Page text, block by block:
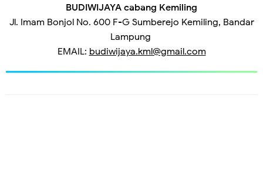
BUDIWIJAYA cabang Kemiling
Jl. Imam Bonjol No. 600 F-G Sumberejo Kemiling, Bandar
Lampung
EMAIL: budiwijaya.kml@gmail.com